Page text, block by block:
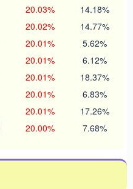
20.03% 14.18%
20.02% 14.77%
20.01% 5.62%
20.01% 6.12%
20.01% 18.37%
20.01% 6.83%
20.01% 17.26%
20.00% 7.68%